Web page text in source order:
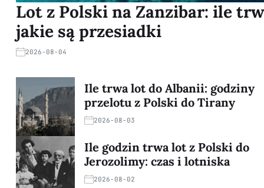
Lot z Polski na Zanzibar: ile
jakie są przesiadki
2026-08-04
Ile trwa lot do Albanii: godziny
przelotu z Polski do Tirany
2026-08-03
Ile godzin trwa lot z Polski do
Jerozolimy: czas i lotniska
2026-08-02